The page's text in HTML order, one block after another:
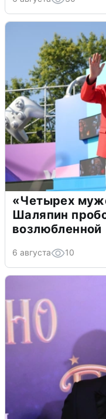
«Четырех
Шаляпин
возлюбленной
6 августа 10